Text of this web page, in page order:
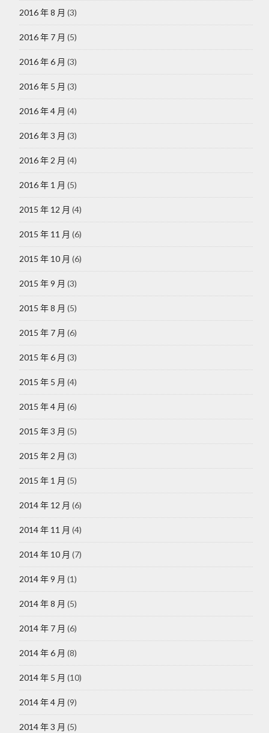
2016 年 8 月 (3)
2016 年 7 月 (5)
2016 年 6 月 (3)
2016 年 5 月 (3)
2016 年 4 月 (4)
2016 年 3 月 (3)
2016 年 2 月 (4)
2016 年 1 月 (5)
2015 年 12 月 (4)
2015 年 11 月 (6)
2015 年 10 月 (6)
2015 年 9 月 (3)
2015 年 8 月 (5)
2015 年 7 月 (6)
2015 年 6 月 (3)
2015 年 5 月 (4)
2015 年 4 月 (6)
2015 年 3 月 (5)
2015 年 2 月 (3)
2015 年 1 月 (5)
2014 年 12 月 (6)
2014 年 11 月 (4)
2014 年 10 月 (7)
2014 年 9 月 (1)
2014 年 8 月 (5)
2014 年 7 月 (6)
2014 年 6 月 (8)
2014 年 5 月 (10)
2014 年 4 月 (9)
2014 年 3 月 (5)